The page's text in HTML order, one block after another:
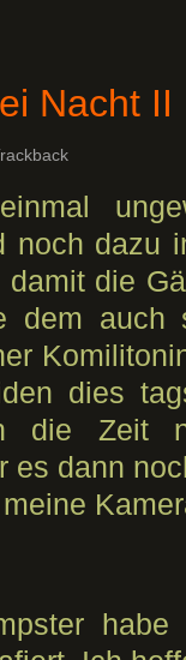
Nacht II
noch dazu
die
dem
dies
die
es dann